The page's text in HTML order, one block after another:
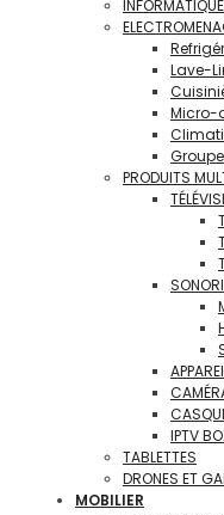
INFORMATIQUE
Lave-
Micro-
PRODUITS
IPTV
TABLETTES
DRONES ET
MOBILIER